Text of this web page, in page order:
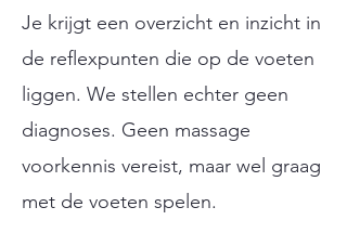
Je krijgt een overzicht en inzicht in
de reflexpunten die op de voeten
liggen. We stellen echter geen
diagnoses. Geen massage
voorkennis vereist, maar wel graag
met de voeten spelen.